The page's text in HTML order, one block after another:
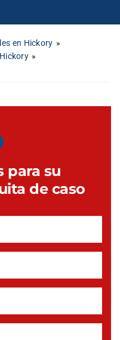
en Hickory »
»
para su
de caso